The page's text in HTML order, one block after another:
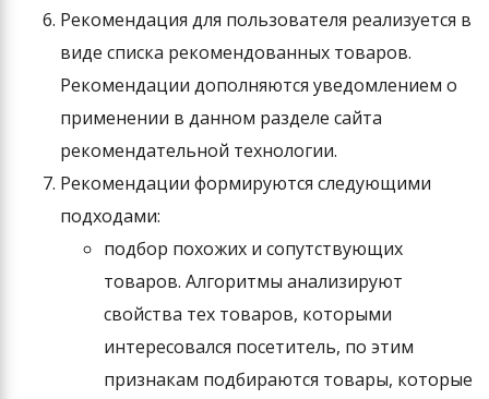
Рекомендация для пользователя реализуется в
виде списка рекомендованных товаров.
Рекомендации дополняются уведомлением о
применении в данном разделе сайта
рекомендательной технологии.
Рекомендации формируются следующими
подходами:
подбор похожих и сопутствующих
товаров. Алгоритмы анализируют
свойства тех товаров, которыми
интересовался посетитель, по этим
признакам подбираются товары, которые